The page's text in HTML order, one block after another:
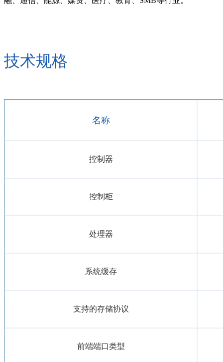
技术规格
名称
控制器
控制柜
处理器
系统缓存
支持的存储协议
前端端口类型